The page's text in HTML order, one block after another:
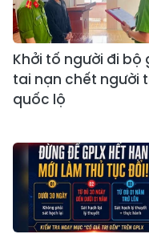
Khởi tố người đi bộ
tai nạn chết người
quốc lộ